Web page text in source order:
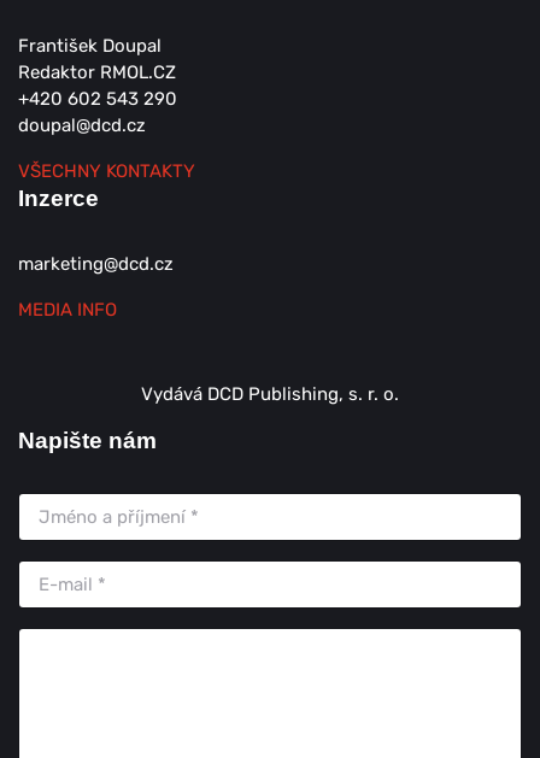
František Doupal
Redaktor RMOL.CZ
+420 602 543 290
doupal@dcd.cz
VŠECHNY KONTAKTY
Inzerce
marketing@dcd.cz
MEDIA INFO
Vydává DCD Publishing, s. r. o.
Napište nám